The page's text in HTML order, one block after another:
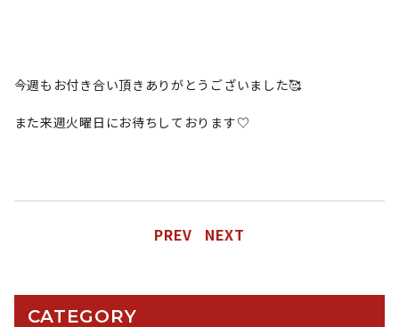
今週もお付き合い頂きありがとうございました🥰
また来週火曜日にお待ちしております♡
PREV NEXT
CATEGORY